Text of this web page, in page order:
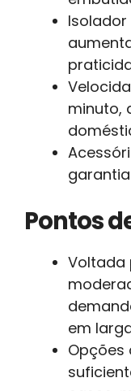
minuto,
garantia
Pontos
Voltada
em
Opções